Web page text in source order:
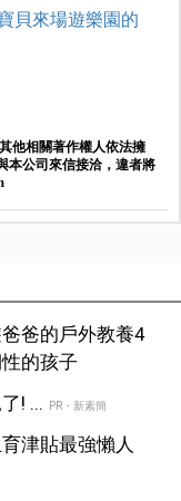
貝來場遊樂園的
他相關著作權人依法擁
本公司來信接洽，違者將
爸的戶外教養4
的孩子
! ...
PR・新素簡
津貼最強懶人